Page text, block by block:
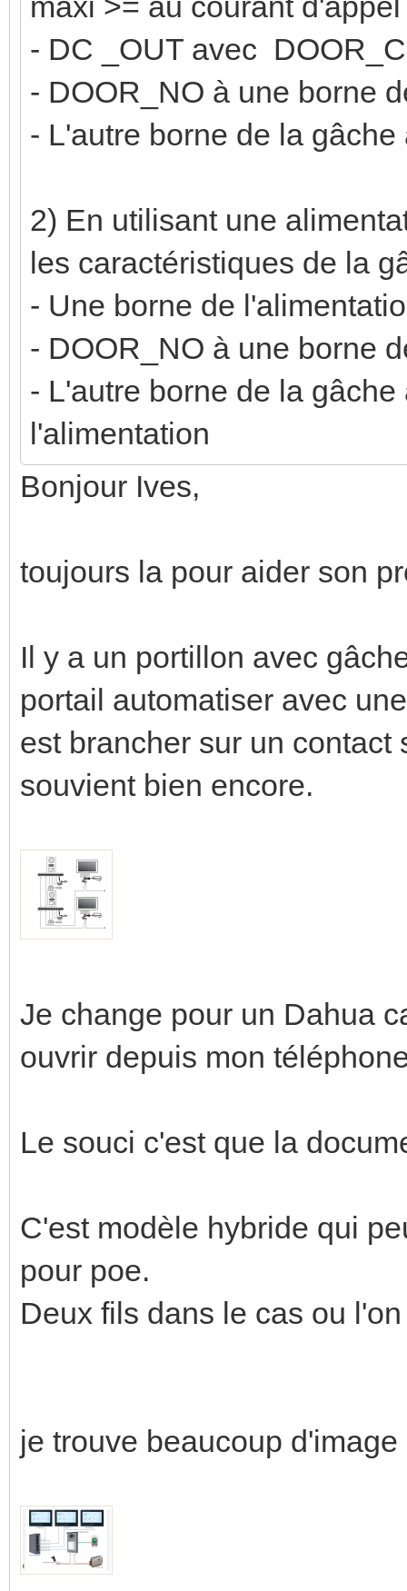
- DC _OUT avec
- DOOR_NO à une borne
- L'autre borne de la gâche
2) En utilisant une
les caractéristiques de la
- Une borne de
- DOOR_NO à une borne
- L'autre borne de la
l'alimentation
Bonjour Ives,
toujours la pour aider son
Il y a un portillon avec
portail automatiser avec
est brancher sur un
souvient bien encore.
Je change pour un Dahua
ouvrir depuis mon
Le souci c'est que la
C'est modèle hybride qui
pour poe.
Deux fils dans le cas ou
je trouve beaucoup